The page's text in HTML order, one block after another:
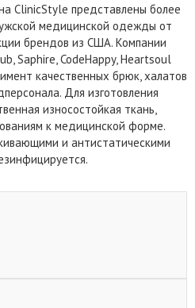
ClinicStyle представлены более
медицинской одежды от
брендов из США. Компании
Saphire, CodeHappy, Heartsoul
качественных брюк, халатов
Для изготовления
износостойкая ткань,
к медицинской форме.
и антистатическими